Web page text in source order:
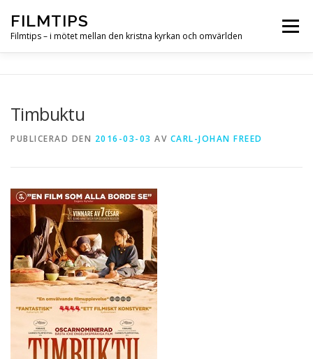
innehåll
FILMTIPS
Filmtips – i mötet mellan den kristna kyrkan och omvärlden
Meny
Timbuktu
PUBLICERAD DEN 2016-03-03 AV CARL-JOHAN FREED